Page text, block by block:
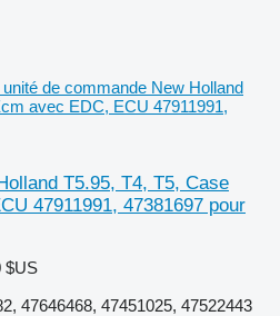
unité de commande New Holland
avec EDC, ECU 47911991,
T5.95, T4, T5, Case
47911991, 47381697 pour
$US
47646468, 47451025, 47522443